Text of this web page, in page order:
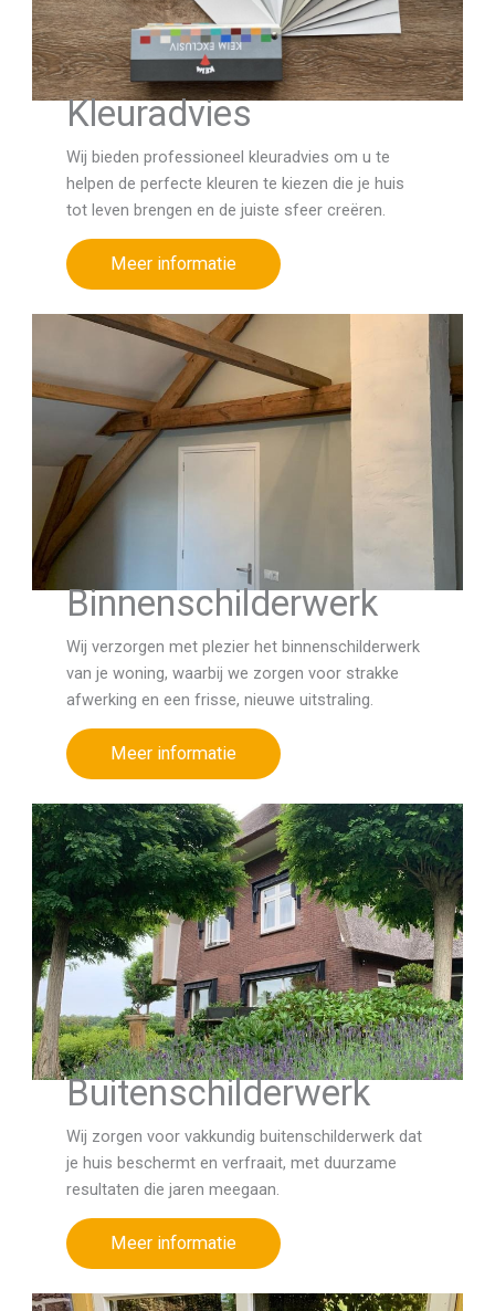
Kleuradvies
Wij bieden professioneel kleuradvies om u te
helpen de perfecte kleuren te kiezen die je huis
tot leven brengen en de juiste sfeer creëren.
Meer informatie
Binnenschilderwerk
Wij verzorgen met plezier het binnenschilderwerk
van je woning, waarbij we zorgen voor strakke
afwerking en een frisse, nieuwe uitstraling.
Meer informatie
Buitenschilderwerk
Wij zorgen voor vakkundig buitenschilderwerk dat
je huis beschermt en verfraait, met duurzame
resultaten die jaren meegaan.
Meer informatie